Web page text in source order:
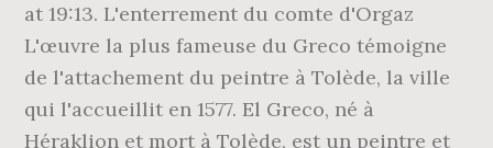
at 19:13. L'enterrement du comte d'Orgaz
L'œuvre la plus fameuse du Greco témoigne
de l'attachement du peintre à Tolède, la ville
qui l'accueillit en 1577. El Greco, né à
Héraklion et mort à Tolède, est un peintre et